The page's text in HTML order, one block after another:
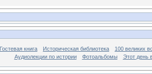
Гостевая книга Историческая библиотека
100 великих
Аудиолекции по истории
Фотоальбомы Этот день